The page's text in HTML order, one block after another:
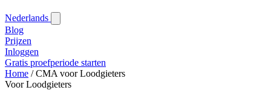
Nederlands
Blog‎
Prijzen
Inloggen
Gratis proefperiode starten
Home / CMA voor Loodgieters
Voor Loodgieters